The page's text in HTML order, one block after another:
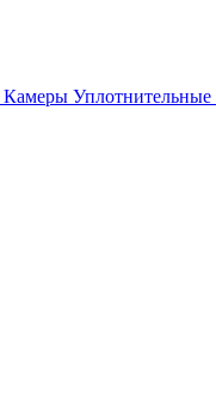
Камеры Уплотнительные